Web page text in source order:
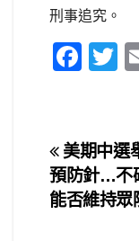
刑事追究。
F
e
b
o
T
文
章
美期中選
預防針…不
能否維持眾